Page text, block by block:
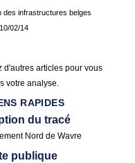
des infrastructures belges
02/14
d'autres articles pour vous
votre analyse.
RAPIDES
du tracé
Nord de Wavre
publique